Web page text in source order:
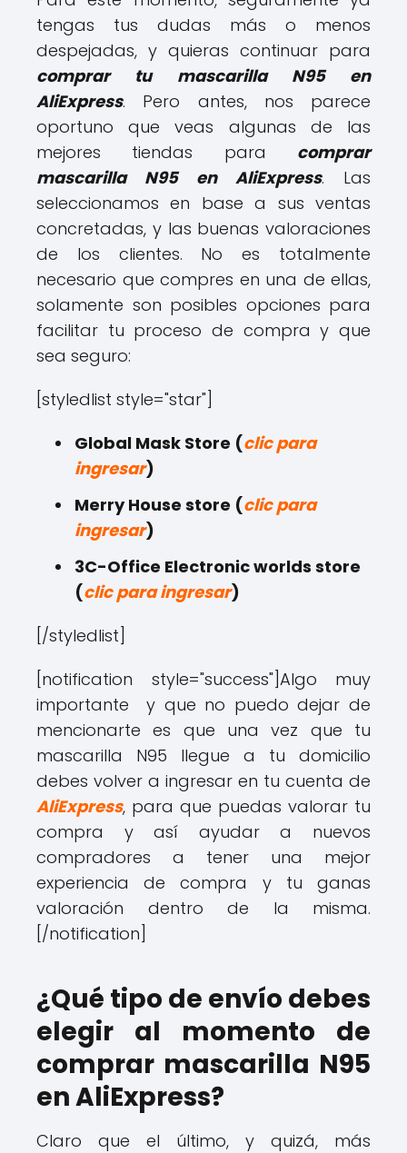
tengas tus dudas más o menos
despejadas, y quieras continuar para
comprar tu mascarilla N95 en
AliExpress. Pero antes, nos parece
oportuno que veas algunas de las
mejores tiendas para comprar
mascarilla N95 en AliExpress. Las
seleccionamos en base a sus ventas
concretadas, y las buenas valoraciones
de los clientes. No es totalmente
necesario que compres en una de ellas,
solamente son posibles opciones para
facilitar tu proceso de compra y que
sea seguro:
[styledlist style="star"]
Global Mask Store (clic para
ingresar)
Merry House store (clic para
ingresar)
3C-Office Electronic worlds store
(clic para ingresar)
[/styledlist]
[notification style="success"]Algo muy
importante y que no puedo dejar de
mencionarte es que una vez que tu
mascarilla N95 llegue a tu domicilio
debes volver a ingresar en tu cuenta de
AliExpress, para que puedas valorar tu
compra y así ayudar a nuevos
compradores a tener una mejor
experiencia de compra y tu ganas
valoración dentro de la misma.
[/notification]
¿Qué tipo de envío debes
elegir al momento de
comprar mascarilla N95
en AliExpress?
Claro que el último, y quizá, más